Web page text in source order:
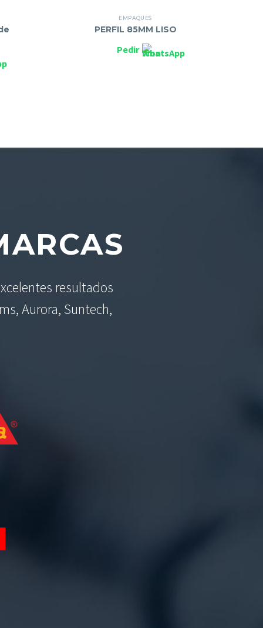
EMPAQUES
PERFIL 85MM LISO
Pedir
resultados
Aurora, Suntech,